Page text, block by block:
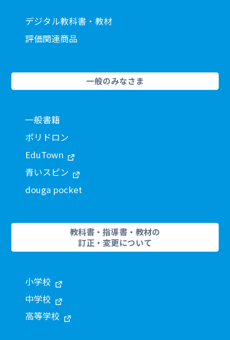
デジタル教科書・教材
評価関連商品
一般のみなさま
一般書籍
ポリドロン
EduTown
青いスピン
douga pocket
教科書・指導書・教材の
訂正・変更について
小学校
中学校
高等学校